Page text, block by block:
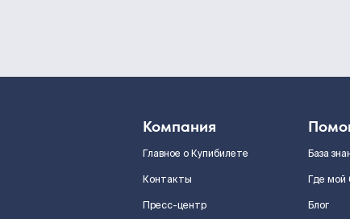
Компания
Главное о Купибилете
Контакты
Пресс-центр
База
Где мой
Блог